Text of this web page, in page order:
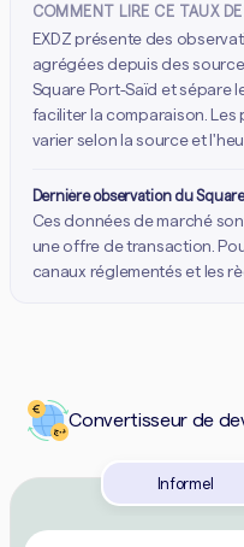
COMMENT LIRE CE TAUX
EXDZ présente des
agrégées depuis des
Square Port-Saïd et sépare
faciliter la comparaison.
varier selon la source et
Dernière observation du
Ces données de marché
une offre de transaction.
canaux réglementés et les
Convertisseur de
Informel